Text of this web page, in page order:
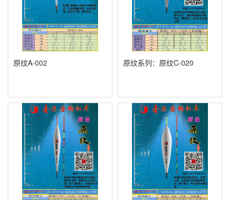
原纹A-002 原纹系列：原纹C-020